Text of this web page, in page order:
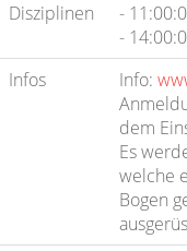
Disziplinen
-
-
Infos
Info:
dem
Es
welche
Bogen